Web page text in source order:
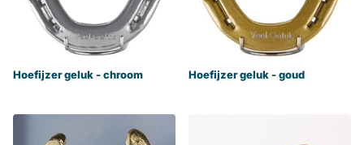
Hoefijzer geluk - chroom Hoefijzer geluk - goud